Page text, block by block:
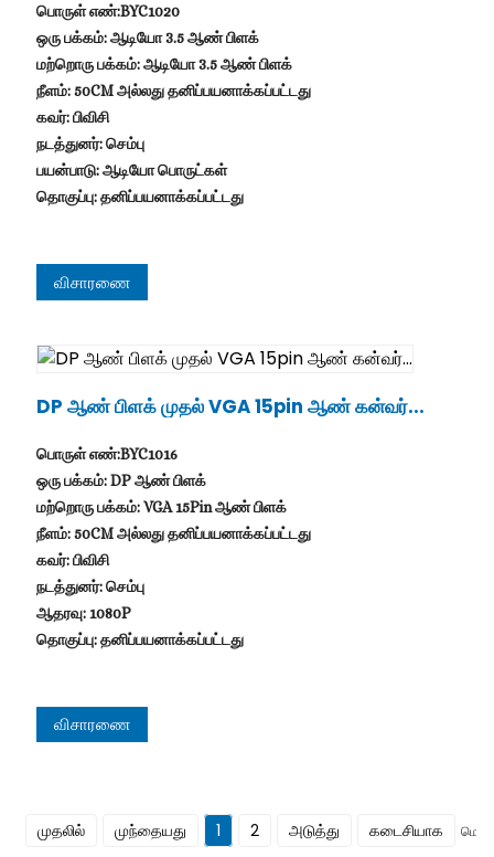
பொருள் எண்:BYC1020
ஒரு பக்கம்: ஆடியோ 3.5 ஆண் பிளக்
மற்றொரு பக்கம்: ஆடியோ 3.5 ஆண் பிளக்
நீளம்: 50CM அல்லது தனிப்பயனாக்கப்பட்டது
கவர்: பிவிசி
நடத்துனர்: செம்பு
பயன்பாடு: ஆடியோ பொருட்கள்
தொகுப்பு: தனிப்பயனாக்கப்பட்டது
விசாரணை
DP ஆண் பிளக் முதல் VGA 15pin ஆண் கன்வர்...
பொருள் எண்:BYC1016
ஒரு பக்கம்: DP ஆண் பிளக்
மற்றொரு பக்கம்: VGA 15Pin ஆண் பிளக்
நீளம்: 50CM அல்லது தனிப்பயனாக்கப்பட்டது
கவர்: பிவிசி
நடத்துனர்: செம்பு
ஆதரவு: 1080P
தொகுப்பு: தனிப்பயனாக்கப்பட்டது
விசாரணை
முதலில் முந்தையது 1 2 அடுத்து கடைசியாக